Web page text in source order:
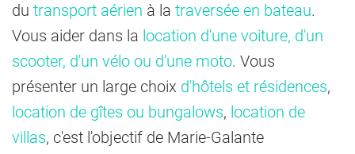
du transport aérien à la traversée en bateau.
Vous aider dans la location d'une voiture, d'un
scooter, d'un vélo ou d'une moto. Vous
présenter un large choix d'hôtels et résidences,
location de gîtes ou bungalows, location de
villas, c'est l'objectif de Marie-Galante